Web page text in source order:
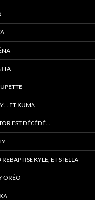
ET KUMA
EST DÉCÉDÉ…
REBAPTISÉ KYLE, ET STELLA
ORÉO